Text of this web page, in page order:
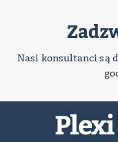
Nasi konsultanci są